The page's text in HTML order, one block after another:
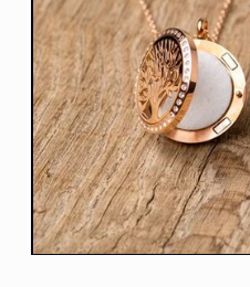
Ouvrir